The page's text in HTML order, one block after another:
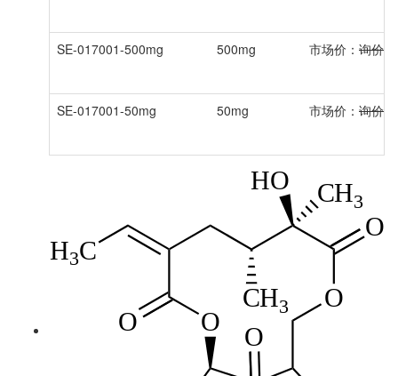
SE-017001-500mg 500mg 市场价： 询价
SE-017001-50mg 50mg 市场价： 询价